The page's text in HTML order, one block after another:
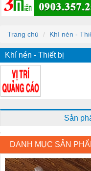
Trang chủ Khí nén -
Khí nén - Thiết bị
Sản
DANH MỤC SẢN